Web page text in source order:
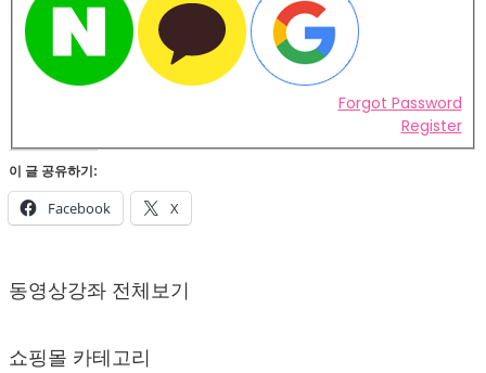
Forgot Password
Register
이 글 공유하기:
Facebook X
02-
동영상강좌 전체보기
쇼핑몰 카테고리